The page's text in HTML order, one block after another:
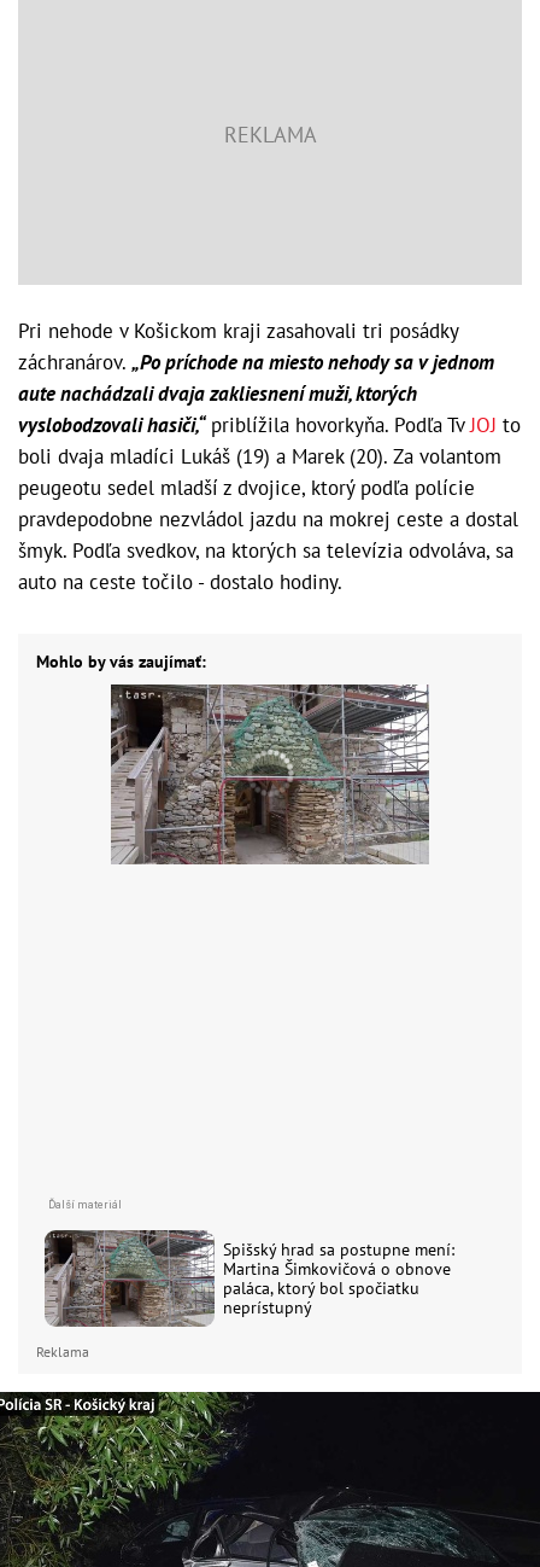
Pri nehode v Košickom kraji zasahovali tri posádky
záchranárov. „Po príchode na miesto nehody sa v jednom
aute nachádzali dvaja zakliesnení muži, ktorých
vyslobodzovali hasiči,“priblížila hovorkyňa. Podľa TvJOJ to
boli dvaja mladíci Lukáš (19) a Marek (20). Za volantom
peugeotu sedel mladší z dvojice, ktorý podľa polície
pravdepodobne nezvládol jazdu na mokrej ceste a dostal
šmyk. Podľa svedkov, na ktorých sa televízia odvoláva, sa
auto na ceste točilo - dostalo hodiny.
Mohlo by vás zaujímať:
Spišský hrad sa postupne mení:
Martina Šimkovičová o obnove
paláca, ktorý bol spočiatku
neprístupný
Reklama